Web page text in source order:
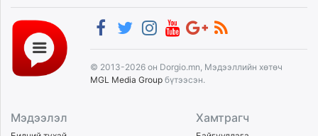
© 2013-2026 он Dorgio.mn, Мэдээллийн хөтөч
MGL Media Group бүтээсэн.
Мэдээлэл Хамтрагч